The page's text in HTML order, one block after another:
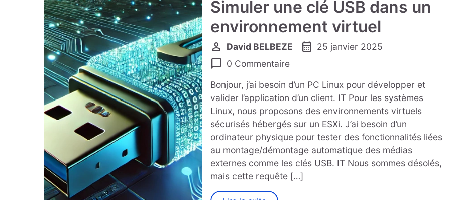
Simuler une clé USB dans un
environnement virtuel
person David BELBEZE calendar_month 25 janvier 2025
chat_bubble 0 Commentaire
Bonjour, j’ai besoin d’un PC Linux pour développer et
valider l’application d’un client. IT Pour les systèmes
Linux, nous proposons des environnements virtuels
sécurisés hébergés sur un ESXi. J’ai besoin d’un
ordinateur physique pour tester des fonctionnalités liées
au montage/démontage automatique des médias
externes comme les clés USB. IT Nous sommes désolés,
mais cette requête […]